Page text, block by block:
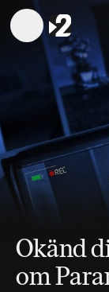
Okänd
om